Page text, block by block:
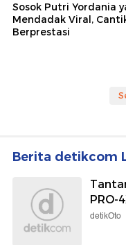
Sosok Putri Yordania
Mendadak Viral,
Berprestasi
Berita detikcom
PRO-
detikOto